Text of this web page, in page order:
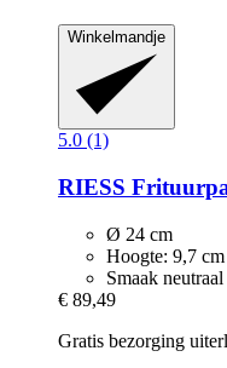
Winkelmandje
5.0 (1)
RIESS
Ø 24 cm
Hoogte: 9,7 cm
Smaak neutraal
€ 89,49
Gratis bezorging